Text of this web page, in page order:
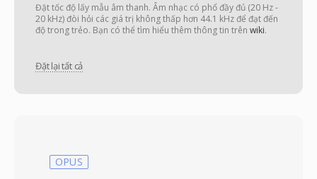
Đặt tốc độ lấy mẫu âm thanh. Âm nhạc có phổ đầy đủ (20 Hz -
20 kHz) đòi hỏi các giá trị không thấp hơn 44.1 kHz để đạt đến
độ trong trẻo. Bạn có thể tìm hiểu thêm thông tin trên wiki.
Đặt lại tất cả
OPUS